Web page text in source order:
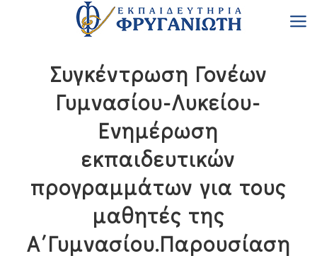
Συγκέντρωση Γονέων
Γυμνασίου-Λυκείου-
Ενημέρωση
εκπαιδευτικών
προγραμμάτων για τους
μαθητές της
Α΄Γυμνασίου.Παρουσίαση